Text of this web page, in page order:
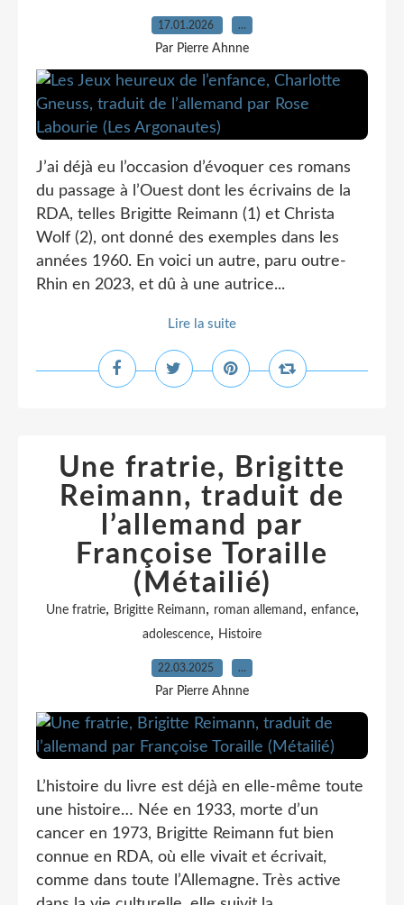
17.01.2026 …
Par Pierre Ahnne
J’ai déjà eu l’occasion d’évoquer ces romans
du passage à l’Ouest dont les écrivains de la
RDA, telles Brigitte Reimann (1) et Christa
Wolf (2), ont donné des exemples dans les
années 1960. En voici un autre, paru outre-
Rhin en 2023, et dû à une autrice...
Lire la suite
Une fratrie, Brigitte
Reimann, traduit de
l’allemand par
Françoise Toraille
(Métailié)
Une fratrie, Brigitte Reimann, roman allemand , enfance,
adolescence, Histoire
22.03.2025 …
Par Pierre Ahnne
L’histoire du livre est déjà en elle-même toute
une histoire… Née en 1933, morte d’un
cancer en 1973, Brigitte Reimann fut bien
connue en RDA, où elle vivait et écrivait,
comme dans toute l’Allemagne. Très active